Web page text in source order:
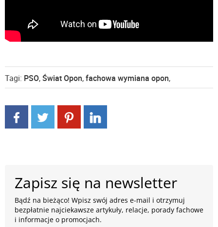
Tagi: PSO,Świat Opon,fachowa wymiana opon,
Zapisz się na newsletter
Bądź na bieżąco! Wpisz swój adres e-mail i otrzymuj
bezpłatnie najciekawsze artykuły, relacje, porady fachowe
i informacje o promocjach.